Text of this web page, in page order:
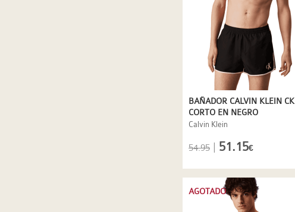
BAÑADOR CALVIN KLEIN CK
CORTO EN NEGRO
Calvin Klein
54.95 51.15€
AGOTADO